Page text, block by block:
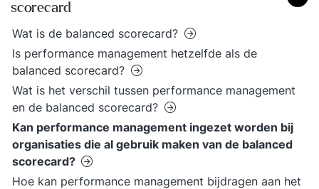
scorecard
Wat is de balanced scorecard?
Is performance management hetzelfde als de
balanced scorecard?
Wat is het verschil tussen performance management
en de balanced scorecard?
Kan performance management ingezet worden bij
organisaties die al gebruik maken van de balanced
scorecard?
Hoe kan performance management bijdragen aan het